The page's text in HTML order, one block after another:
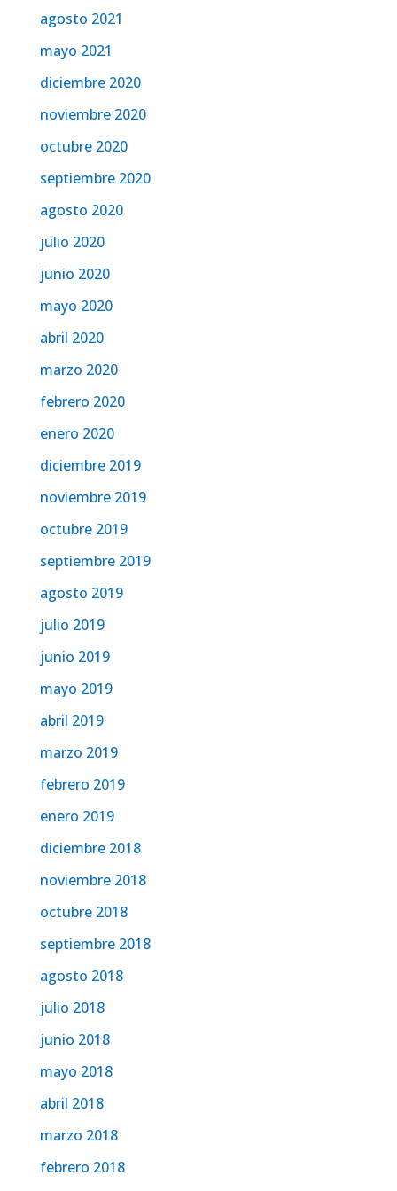
agosto 2021
mayo 2021
diciembre 2020
noviembre 2020
octubre 2020
septiembre 2020
agosto 2020
julio 2020
junio 2020
mayo 2020
abril 2020
marzo 2020
febrero 2020
enero 2020
diciembre 2019
noviembre 2019
octubre 2019
septiembre 2019
agosto 2019
julio 2019
junio 2019
mayo 2019
abril 2019
marzo 2019
febrero 2019
enero 2019
diciembre 2018
noviembre 2018
octubre 2018
septiembre 2018
agosto 2018
julio 2018
junio 2018
mayo 2018
abril 2018
marzo 2018
febrero 2018